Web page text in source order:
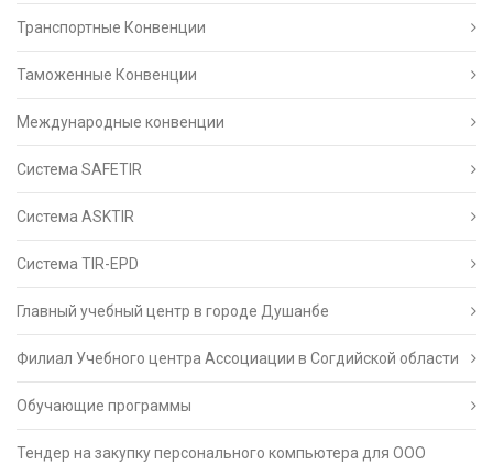
Транспортные Конвенции
Таможенные Конвенции
Международные конвенции
Система SAFETIR
Система ASKTIR
Система TIR-EPD
Главный учебный центр в городе Душанбе
Филиал Учебного центра Ассоциации в Согдийской области
Обучающие программы
Тендер на закупку персонального компьютера для ООО